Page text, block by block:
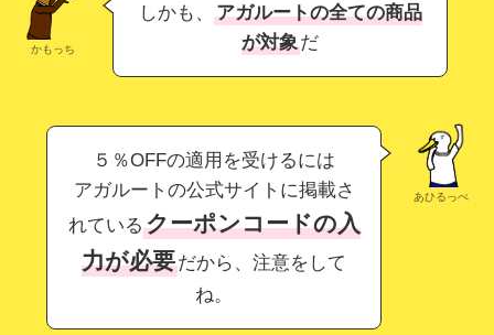
かもっち
しかも、
アガルートの全ての商品
が対象だ
あひるっぺ
５％OFFの適用を受けるには
アガルートの公式サイトに掲載さ
れているクーポンコードの入
力が必要だから、注意をして
ね。